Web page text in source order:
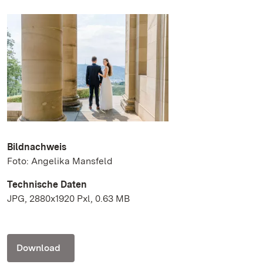
Bildnachweis
Foto: Angelika Mansfeld
Technische Daten
JPG, 2880x1920 Pxl, 0.63 MB
Download